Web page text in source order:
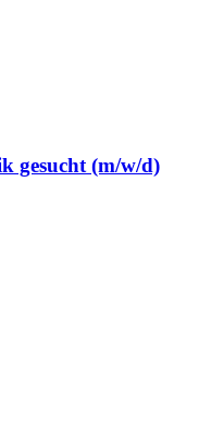
gesucht (m/w/d)